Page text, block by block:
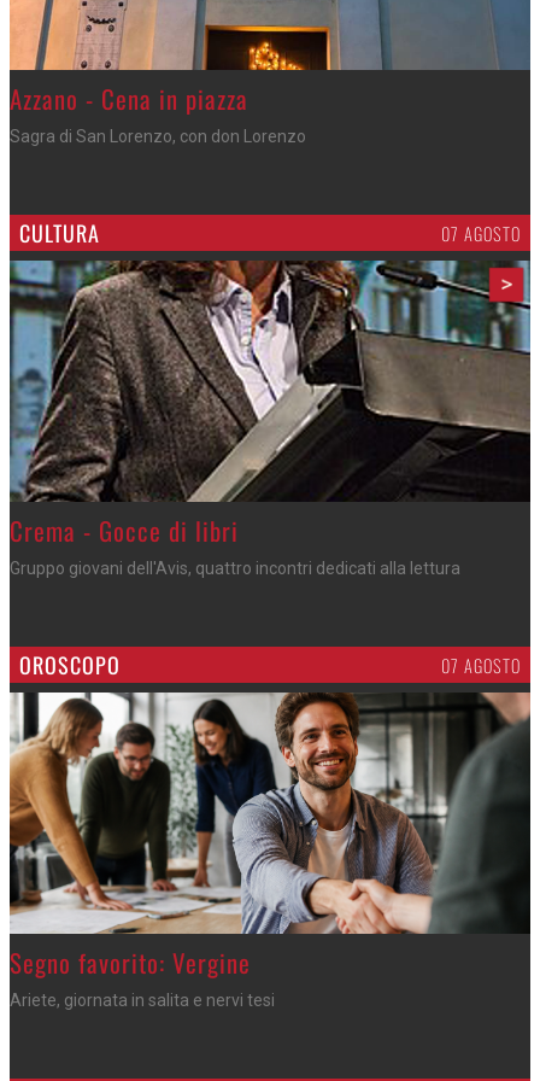
Gli appuntamenti fino a sabato
Cosa fare questi giorni nel Cremasco
CULTURA 07 AGOSTO
>
Crema - Gocce di libri
Gruppo giovani dell'Avis, quattro incontri dedicati alla lettura
OROSCOPO 07 AGOSTO
>
Segno favorito: Vergine
Ariete, giornata in salita e nervi tesi